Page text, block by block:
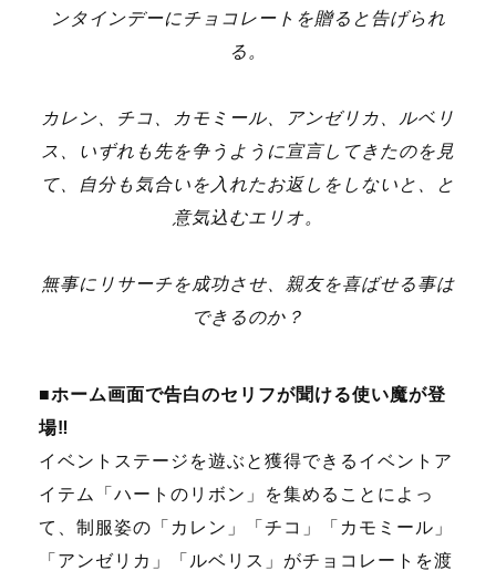
ンタインデーにチョコレートを贈ると告げられ
る。
カレン、チコ、カモミール、アンゼリカ、ルベリ
ス、いずれも先を争うように宣言してきたのを見
て、自分も気合いを入れたお返しをしないと、と
意気込むエリオ。
無事にリサーチを成功させ、親友を喜ばせる事は
できるのか？
■ホーム画面で告白のセリフが聞ける使い魔が登
場‼
イベントステージを遊ぶと獲得できるイベントア
イテム「ハートのリボン」を集めることによっ
て、制服姿の「カレン」「チコ」「カモミール」
「アンゼリカ」「ルベリス」がチョコレートを渡